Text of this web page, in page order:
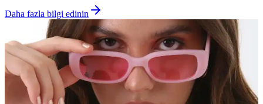
Daha fazla bilgi edinin